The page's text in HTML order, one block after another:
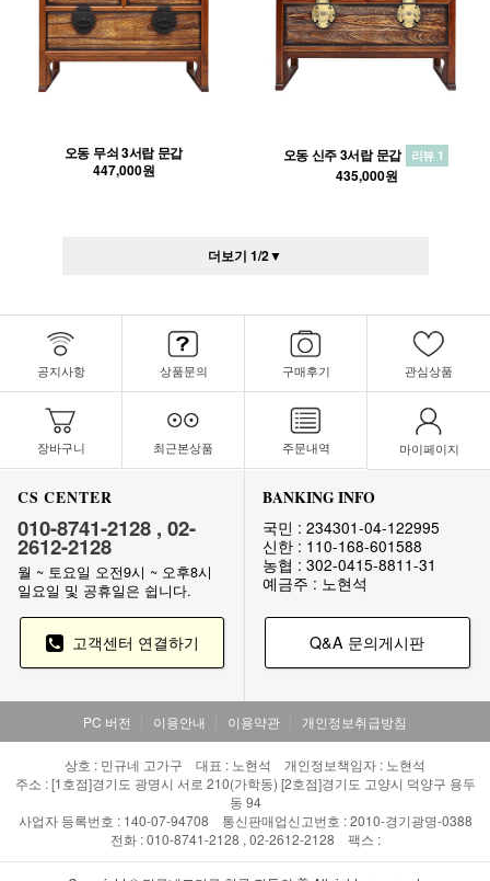
오동 무쇠 3서랍 문갑
447,000원
오동 신주 3서랍 문갑 리뷰 1
435,000원
더보기 1/2▼
공지사항 상품문의 구매후기 관심상품
장바구니 최근본상품 주문내역 마이페이지
CS CENTER
010-8741-2128 , 02-
2612-2128
월 ~ 토요일 오전9시 ~ 오후8시
일요일 및 공휴일은 쉽니다.
BANKING INFO
국민 : 234301-04-122995
신한 : 110-168-601588
농협 : 302-0415-8811-31
예금주 : 노현석
고객센터 연결하기 Q&A 문의게시판
PC 버전 이용안내 이용약관 개인정보취급방침
상호 : 민규네 고가구 대표 : 노현석 개인정보책임자 : 노현석
주소 : [1호점]경기도 광명시 서로 210(가학동) [2호점]경기도 고양시 덕양구 용두
동 94
사업자 등록번호 : 140-07-94708 통신판매업신고번호 : 2010-경기광명-0388
전화 : 010-8741-2128 , 02-2612-2128 팩스 :